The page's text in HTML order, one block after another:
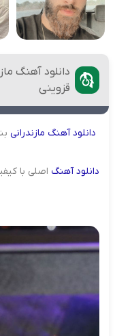
دانلود آهنگ
قزوینی
دانلودآهنگ مازندرانی
دانلودآهنگ اصلی با